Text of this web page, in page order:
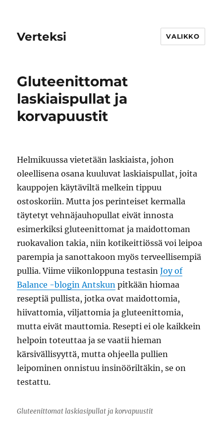
Verteksi VALIKKO
Gluteenittomat
laskiaispullat ja
korvapuustit
Helmikuussa vietetään laskiaista, johon
oleellisena osana kuuluvat laskiaispullat, joita
kauppojen käytäviltä melkein tippuu
ostoskoriin. Mutta jos perinteiset kermalla
täytetyt vehnäjauhopullat eivät innosta
esimerkiksi gluteenittomat ja maidottoman
ruokavalion takia, niin kotikeittiössä voi leipoa
parempia ja sanottakoon myös terveellisempiä
pullia. Viime viikonloppuna testasinJoy of
Balance -blogin Antskun pitkään hiomaa
reseptiä pullista, jotka ovat maidottomia,
hiivattomia, viljattomia ja gluteenittomia,
mutta eivät mauttomia. Resepti ei ole kaikkein
helpoin toteuttaa ja se vaatii hieman
kärsivällisyyttä, mutta ohjeella pullien
leipominen onnistuu insinööriltäkin, se on
testattu.
Gluteenittomat laskiasipullat ja korvapuustit